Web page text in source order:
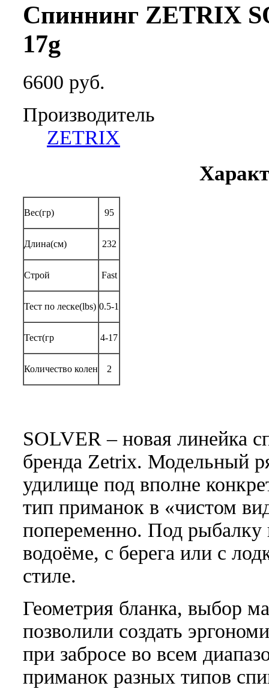
Спиннинг ZETRIX
17g
6600 руб.
Производитель
ZETRIX
Вес(гр) 95
Длина(см) 232
Строй Fast
Тест по леске(lbs) 0.5-1
Тест(гр 4-17
Количество колен 2
SOLVER – новая линейка
бренда Zetrix. Модельный
удилище под вполне
тип приманок в «чистом
попеременно. Под рыбалку
водоёме, с берега или с
стиле.
Геометрия бланка, выбор
позволили создать
при забросе во всем
приманок разных типов